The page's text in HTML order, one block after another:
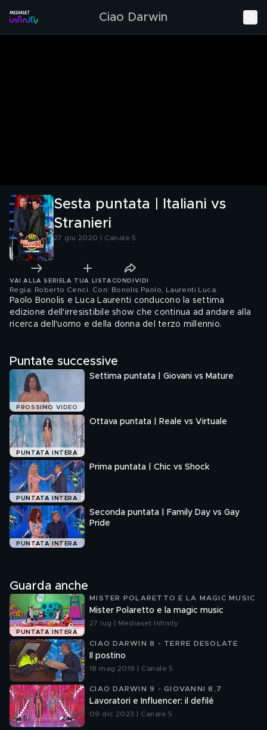
Ciao Darwin
Sesta puntata | Italiani vs
Stranieri
27 giu 2020 | Canale 5
VAI ALLA SERIE LA TUA LISTA CONDIVIDI
Regia: Roberto Cenci. Con: Bonolis Paolo, Laurenti Luca
Paolo Bonolis e Luca Laurenti conducono la settima
edizione dell'irresistibile show che continua ad andare alla
ricerca dell'uomo e della donna del terzo millennio.
Puntate successive
PROSSIMO VIDEO
Settima puntata | Giovani vs Mature
PUNTATA INTERA
Ottava puntata | Reale vs Virtuale
PUNTATA INTERA
Prima puntata | Chic vs Shock
PUNTATA INTERA
Seconda puntata | Family Day vs Gay
Pride
Guarda anche
PUNTATA INTERA
MISTER POLARETTO E LA MAGIC MUSIC
Mister Polaretto e la magic music
27 lug | Mediaset Infinity
CIAO DARWIN 8 - TERRE DESOLATE
Il postino
18 mag 2019 | Canale 5
CIAO DARWIN 9 - GIOVANNI 8,7
Lavoratori e Influencer: il defilé
09 dic 2023 | Canale 5